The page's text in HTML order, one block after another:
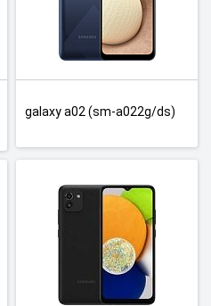
galaxy a02 (sm-a022g/ds)